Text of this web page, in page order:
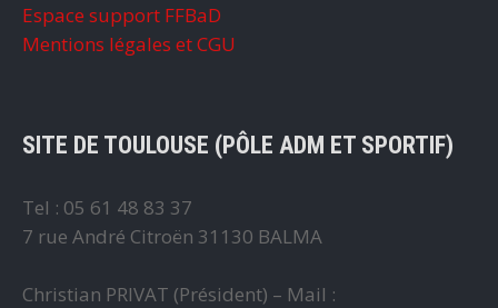
Espace support FFBaD
Mentions légales et CGU
SITE DE TOULOUSE (PÔLE ADM ET SPORTIF)
Tel : 05 61 48 83 37
7 rue André Citroën 31130 BALMA
Christian PRIVAT (Président) – Mail :